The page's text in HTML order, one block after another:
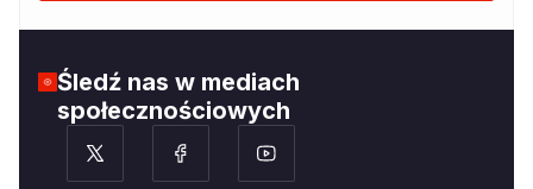
Śledź nas w mediach
społecznościowych